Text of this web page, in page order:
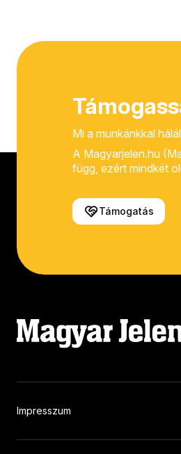
Mi a munkánkkal
A Magyarjelen.hu
függ, ezért mindkét
Támogatás
Impresszum